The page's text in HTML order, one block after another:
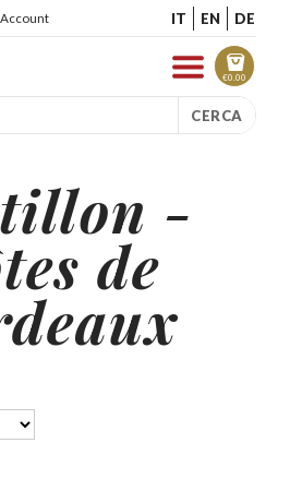
IT EN DE
€0.00
CERCA
-
de